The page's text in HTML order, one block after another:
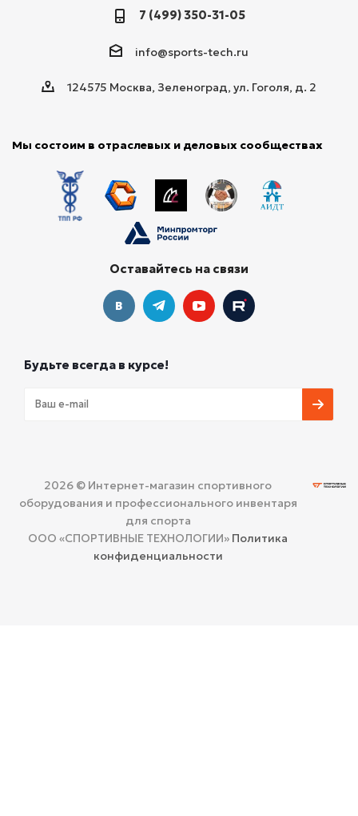
7 (499) 350-31-05
info@sports-tech.ru
124575 Москва, Зеленоград, ул. Гоголя, д. 2
Мы состоим в отраслевых и деловых сообществах
Оставайтесь на связи
Будьте всегда в курсе!
2026 © Интернет-магазин спортивного
оборудования и профессионального инвентаря
для спорта
ООО «СПОРТИВНЫЕ ТЕХНОЛОГИИ» Политика
конфиденциальности